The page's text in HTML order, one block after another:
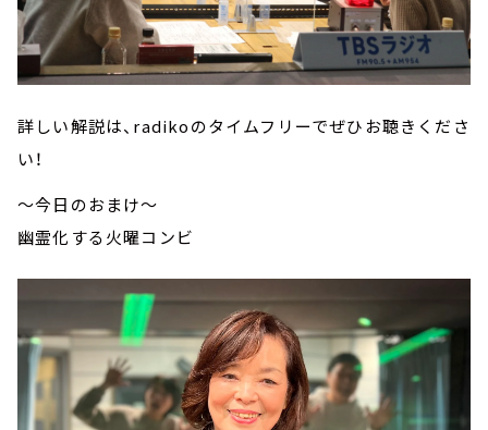
詳しい解説は、radikoのタイムフリーでぜひお聴きくださ
い！
～今日のおまけ～
幽霊化する火曜コンビ